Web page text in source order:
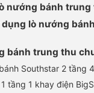
nướng bánh
dụng lò nướng
bánh trung thu
Southstar 2 tầng
tầng 1 khay điện